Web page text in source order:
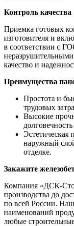
Контроль качества
Приемка готовых
изготовителя и
в соответствии с
неразрушительными
качество и
Преимущества
Простота и
трудовых
Высокие
Эстетическая
наружный
отделке.
Закажите
Компания «ДСК-
производства до
по всей России.
наименований
любые